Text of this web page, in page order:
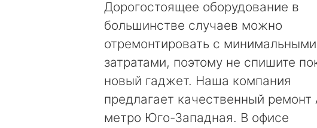
Дорогостоящее оборудование в
большинстве случаев можно
отремонтировать с минимальными
затратами, поэтому не спишите
новый гаджет. Наша компания
предлагает качественный ремонт
метро Юго-Западная. В офисе